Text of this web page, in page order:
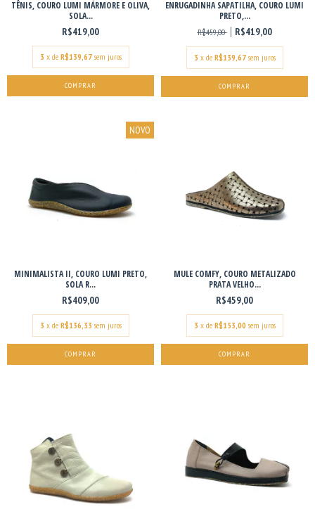
TÊNIS, COURO LUMI MÁRMORE E OLIVA,
SOLA...
R$419,00
3 x de R$139,67 sem juros
COMPRAR
ENRUGADINHA SAPATILHA, COURO LUMI
PRETO,...
R$459,00 R$419,00
3 x de R$139,67 sem juros
COMPRAR
NOVO
MINIMALISTA II, COURO LUMI PRETO,
SOLA R...
R$409,00
3 x de R$136,33 sem juros
COMPRAR
MULE COMFY, COURO METALIZADO
PRATA VELHO...
R$459,00
3 x de R$153,00 sem juros
COMPRAR